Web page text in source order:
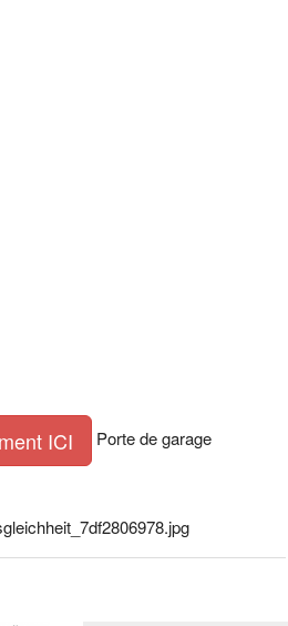
ICI
Porte de garage